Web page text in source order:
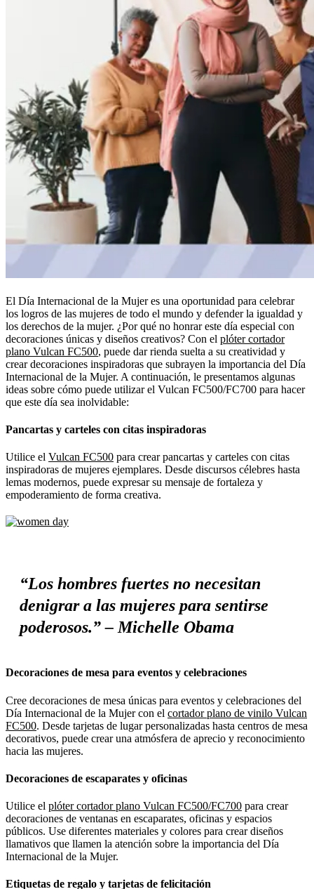
El Día Internacional de la Mujer es una oportunidad para celebrar
los logros de las mujeres de todo el mundo y defender la igualdad y
los derechos de la mujer. ¿Por qué no honrar este día especial con
decoraciones únicas y diseños creativos? Con el plóter cortador
plano Vulcan FC500, puede dar rienda suelta a su creatividad y
crear decoraciones inspiradoras que subrayen la importancia del Día
Internacional de la Mujer. A continuación, le presentamos algunas
ideas sobre cómo puede utilizar el Vulcan FC500/FC700 para hacer
que este día sea inolvidable:
Pancartas y carteles con citas inspiradoras
Utilice el Vulcan FC500 para crear pancartas y carteles con citas
inspiradoras de mujeres ejemplares. Desde discursos célebres hasta
lemas modernos, puede expresar su mensaje de fortaleza y
empoderamiento de forma creativa.
“Los hombres fuertes no necesitan
denigrar a las mujeres para sentirse
poderosos.” – Michelle Obama
Decoraciones de mesa para eventos y celebraciones
Cree decoraciones de mesa únicas para eventos y celebraciones del
Día Internacional de la Mujer con el cortador plano de vinilo Vulcan
FC500. Desde tarjetas de lugar personalizadas hasta centros de mesa
decorativos, puede crear una atmósfera de aprecio y reconocimiento
hacia las mujeres.
Decoraciones de escaparates y oficinas
Utilice el plóter cortador plano Vulcan FC500/FC700 para crear
decoraciones de ventanas en escaparates, oficinas y espacios
públicos. Use diferentes materiales y colores para crear diseños
llamativos que llamen la atención sobre la importancia del Día
Internacional de la Mujer.
Etiquetas de regalo y tarjetas de felicitación